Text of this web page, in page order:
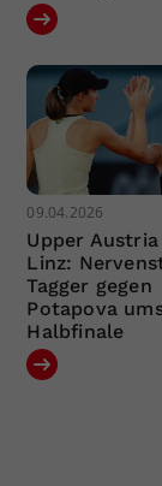
09.04.2026
Upper
Linz:
Tagger gegen
Potapova
Halbfinale